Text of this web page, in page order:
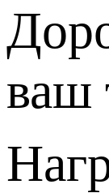
ваш